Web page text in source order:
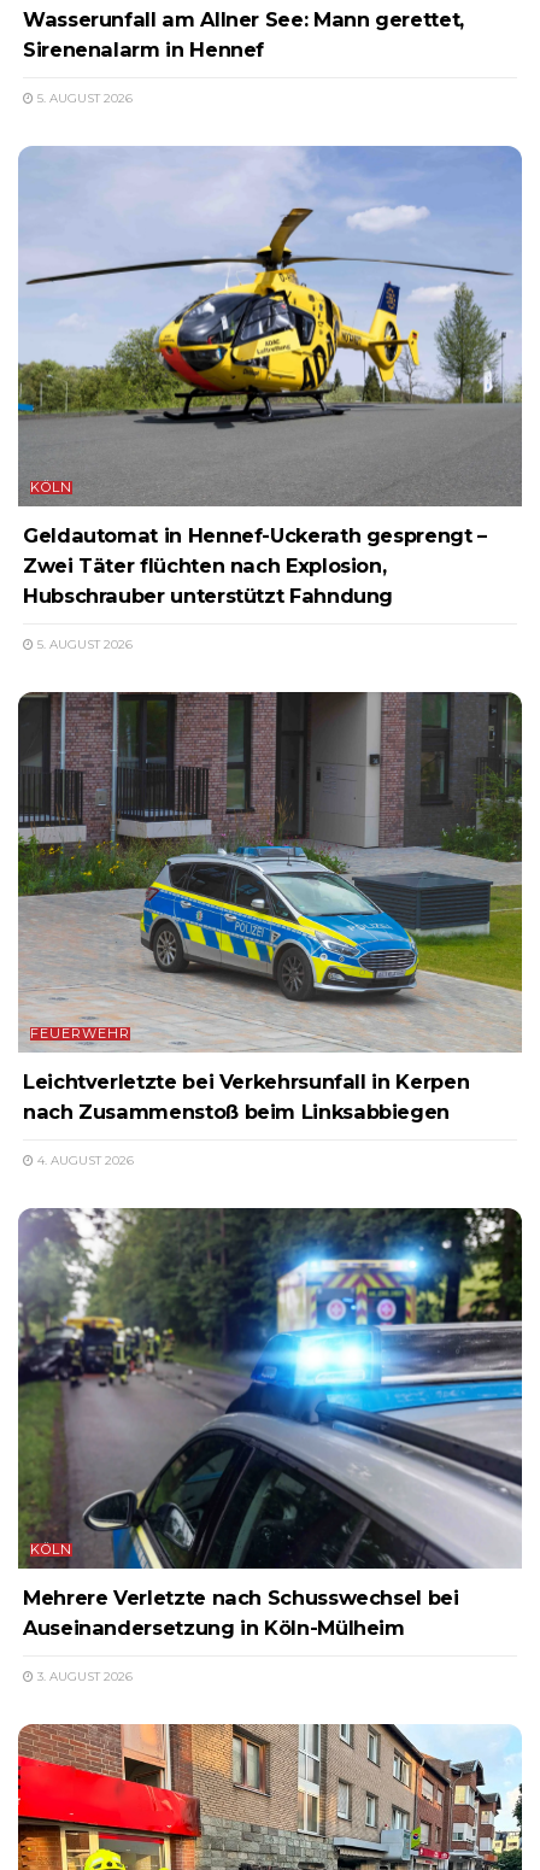
Wasserunfall am Allner See: Mann gerettet,
Sirenenalarm in Hennef
5. AUGUST 2026
KÖLN
Geldautomat in Hennef-Uckerath gesprengt –
Zwei Täter flüchten nach Explosion,
Hubschrauber unterstützt Fahndung
5. AUGUST 2026
FEUERWEHR
Leichtverletzte bei Verkehrsunfall in Kerpen
nach Zusammenstoß beim Linksabbiegen
4. AUGUST 2026
KÖLN
Mehrere Verletzte nach Schusswechsel bei
Auseinandersetzung in Köln-Mülheim
3. AUGUST 2026